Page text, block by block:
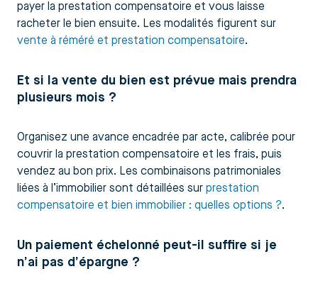
payer la prestation compensatoire et vous laisse
racheter le bien ensuite. Les modalités figurent sur
vente à réméré et prestation compensatoire.
Et si la vente du bien est prévue mais prendra
plusieurs mois ?
Organisez une avance encadrée par acte, calibrée pour
couvrir la prestation compensatoire et les frais, puis
vendez au bon prix. Les combinaisons patrimoniales
liées à l’immobilier sont détaillées sur prestation
compensatoire et bien immobilier : quelles options ?.
Un paiement échelonné peut-il suffire si je
n’ai pas d’épargne ?